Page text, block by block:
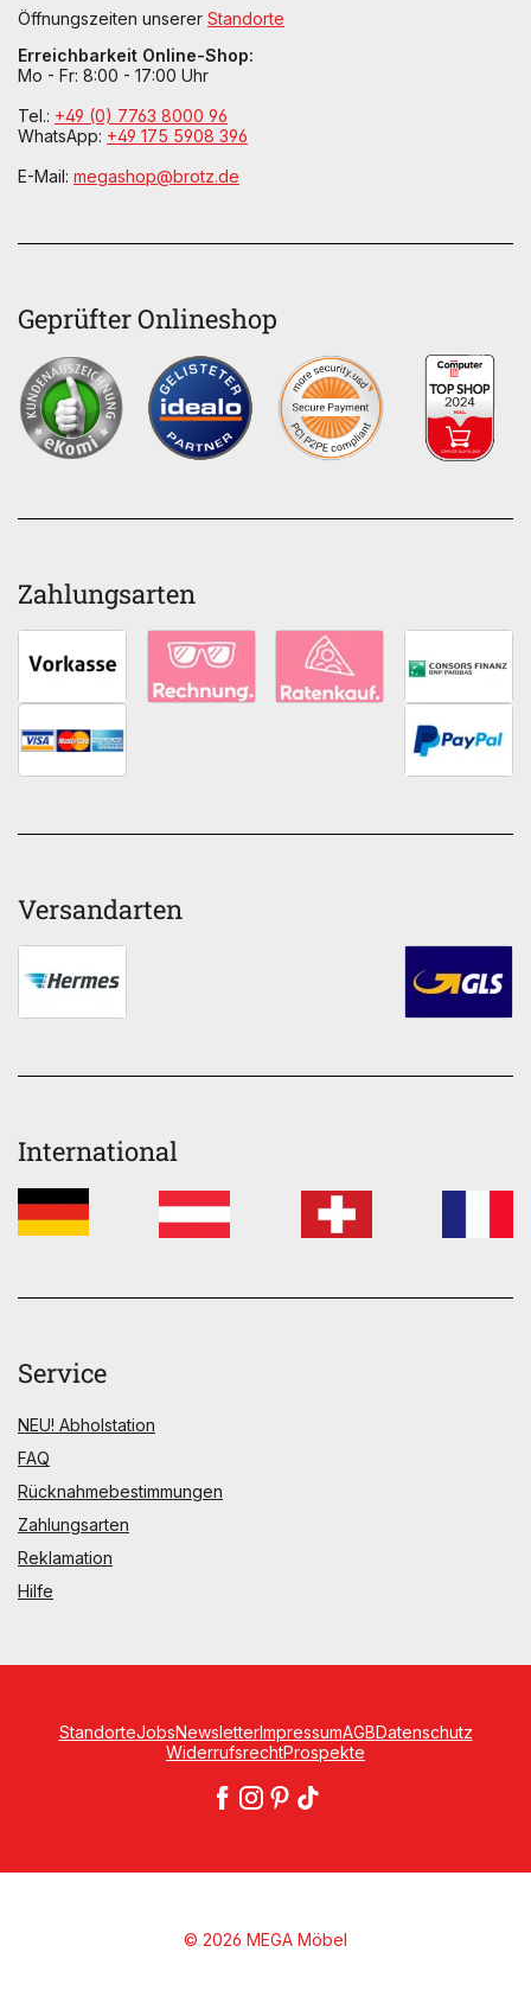
Öffnungszeiten unserer Standorte
Erreichbarkeit Online-Shop:
Mo - Fr: 8:00 - 17:00 Uhr
Tel.: +49 (0) 7763 8000 96
WhatsApp: +49 175 5908 396
E-Mail: megashop@brotz.de
Geprüfter Onlineshop
Zahlungsarten
Versandarten
International
Service
NEU! Abholstation
FAQ
Rücknahmebestimmungen
Zahlungsarten
Reklamation
Hilfe
StandorteJobsNewsletterImpressumAGBDatenschutz
WiderrufsrechtProspekte
© 2026 MEGA Möbel